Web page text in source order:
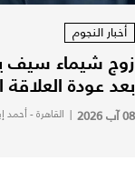
أخبار النجوم
زوج شيماء سيف
بعد عودة العلاقة
08 آب 2026 | القاهرة - أحمد